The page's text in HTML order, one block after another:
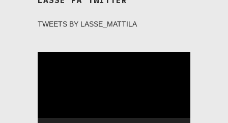
TWEETS BY LASSE_MATTILA